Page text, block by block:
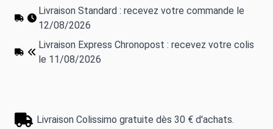
Livraison Standard : recevez votre commande le
12/08/2026
Livraison Express Chronopost : recevez votre colis
le 11/08/2026
Livraison Colissimo gratuite dès 30 € d'achats.